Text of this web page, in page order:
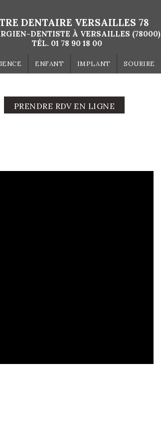
DENTAIRE VERSAILLES 78
DENTISTE À VERSAILLES (78000)
TÉL. 01 78 90 18 00
ENFANT IMPLANT SOURIRE
PRENDRE RDV EN LIGNE